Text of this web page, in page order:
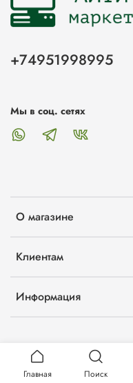
О магазине
Клиентам
Информация
+74951998995
Мы в соц. сетях
Главная Поиск